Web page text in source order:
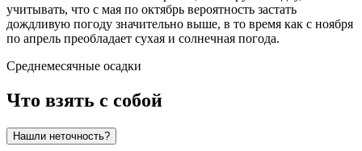
учитывать, что с мая по октябрь вероятность застать
дождливую погоду значительно выше, в то время как с ноября
по апрель преобладает сухая и солнечная погода.
Среднемесячные осадки
Что взять с собой
Нашли неточность?